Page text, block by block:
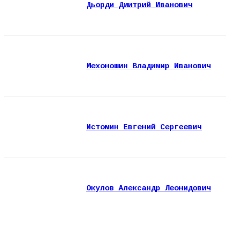
Дьорди Дмитрий Иванович
Мехоношин Владимир Иванович
Истомин Евгений Сергеевич
Окулов Александр Леонидович